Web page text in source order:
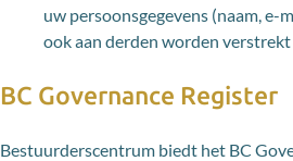
uw persoonsgegevens (naam, e-
ook aan derden worden verstrekt
BC Governance Register
Bestuurderscentrum biedt het BC